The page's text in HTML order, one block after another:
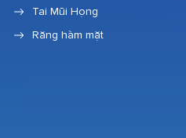
Tai Mũi Họng
Răng hàm mặt